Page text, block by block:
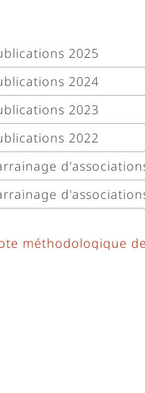
2025
2024
2023
2022
méthodologique